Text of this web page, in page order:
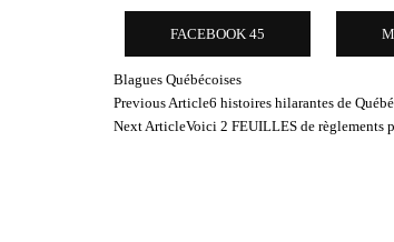
FACEBOOK 45
Blagues Québécoises
Post
Navigation
Previous Article6 histoires hilarantes de
Next ArticleVoici 2 FEUILLES de règlements